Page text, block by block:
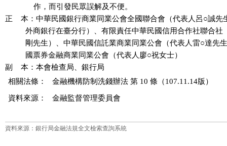
              作，而引發民眾誤解及不便。
正    本：中華民國銀行商業同業公會全國聯合會（代表人呂○誠先
外商銀行在臺分行）、有限責任中華民國信用合作社聯合
剛先生）、中華民國信託業商業同業公會（代表人雷○達先
          國票券金融商業同業公會（代表人廖○祝女士）
相關法條：
金融機構防制洗錢辦法 第 10 條（107.11.14版）
資料來源： 金融監督管理委員會
資料來源：銀行局金融法規全文檢索查詢系統